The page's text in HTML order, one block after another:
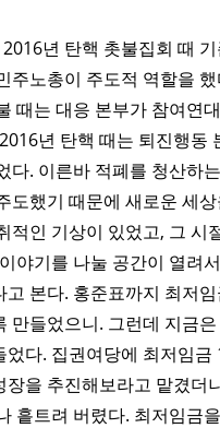
년 탄핵 촛불집회 때
주노총이 주도적 역할을
때는 대응 본부가 참여연
년 탄핵 때는 퇴진행동
다. 이른바 적폐를 청산하
도했기 때문에 새로운 세
적인 기상이 있었고, 그 시
야기를 나눌 공간이 열려
고 본다. 홍준표까지 최저
만들었으니. 그런데 지금
었다. 집권여당에 최저임금
장을 추진해보라고 맡겼더
흩트려 버렸다. 최저임금